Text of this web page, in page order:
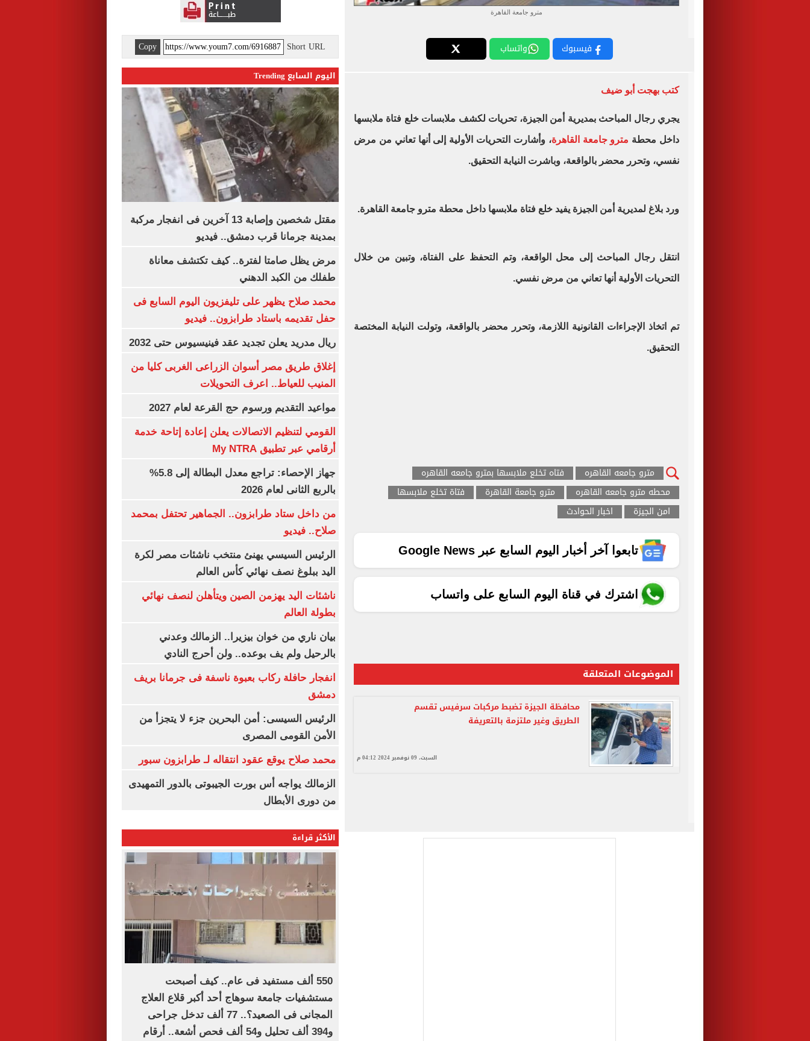
مترو جامعة القاهرة
فيسبوك واتساب
كتب بهجت أبو ضيف
يجري رجال المباحث بمديرية أمن الجيزة، تحريات لكشف ملابسات خلع فتاة ملابسها
داخل محطة مترو جامعة القاهرة، وأشارت التحريات الأولية إلى أنها تعاني من مرض
نفسي، وتحرر محضر بالواقعة، وباشرت النيابة التحقيق.
ورد بلاغ لمديرية أمن الجيزة يفيد خلع فتاة ملابسها داخل محطة مترو جامعة القاهرة.
انتقل رجال المباحث إلى محل الواقعة، وتم التحفظ على الفتاة، وتبين من خلال
التحريات الأولية أنها تعاني من مرض نفسي.
تم اتخاذ الإجراءات القانونية اللازمة، وتحرر محضر بالواقعة، وتولت النيابة المختصة
التحقيق.
مترو جامعه القاهره
فتاه تخلع ملابسها بمترو جامعه القاهره
محطه مترو جامعه القاهره
مترو جامعة القاهرة
فتاة تخلع ملابسها
امن الجيزة
اخبار الحوادث
تابعوا آخر أخبار اليوم السابع عبر Google News
اشترك في قناة اليوم السابع على واتساب
الموضوعات المتعلقة
محافظة الجيزة تضبط مركبات سرفيس تقسم
الطريق وغير ملتزمة بالتعريفة
السبت، 09 نوفمبر 2024 04:12 م
Short URL
Copy
اليوم السابع Trending
مقتل شخصين وإصابة 13 آخرين فى انفجار مركبة
بمدينة جرمانا قرب دمشق.. فيديو
مرض يظل صامتا لفترة.. كيف تكتشف معاناة
طفلك من الكبد الدهني
محمد صلاح يظهر على تليفزيون اليوم السابع فى
حفل تقديمه باستاد طرابزون.. فيديو
ريال مدريد يعلن تجديد عقد فينيسيوس حتى 2032
إغلاق طريق مصر أسوان الزراعى الغربى كليا من
المنيب للعياط.. اعرف التحويلات
مواعيد التقديم ورسوم حج القرعة لعام 2027
القومي لتنظيم الاتصالات يعلن إعادة إتاحة خدمة
أرقامي عبر تطبيق My NTRA
جهاز الإحصاء: تراجع معدل البطالة إلى 5.8%
بالربع الثانى لعام 2026
من داخل ستاد طرابزون.. الجماهير تحتفل بمحمد
صلاح.. فيديو
الرئيس السيسي يهنئ منتخب ناشئات مصر لكرة
اليد ببلوغ نصف نهائي كأس العالم
ناشئات اليد يهزمن الصين ويتأهلن لنصف نهائي
بطولة العالم
بيان ناري من خوان بيزيرا.. الزمالك وعدني
بالرحيل ولم يف بوعده.. ولن أحرج النادي
انفجار حافلة ركاب بعبوة ناسفة فى جرمانا بريف
دمشق
الرئيس السيسى: أمن البحرين جزء لا يتجزأ من
الأمن القومى المصرى
محمد صلاح يوقع عقود انتقاله لـ طرابزون سبور
الزمالك يواجه أس بورت الجيبوتى بالدور التمهيدى
من دورى الأبطال
الأكثر قراءة
550 ألف مستفيد فى عام.. كيف أصبحت
مستشفيات جامعة سوهاج أحد أكبر قلاع العلاج
المجانى فى الصعيد؟.. 77 ألف تدخل جراحى
و394 ألف تحليل و54 ألف فحص أشعة.. أرقام